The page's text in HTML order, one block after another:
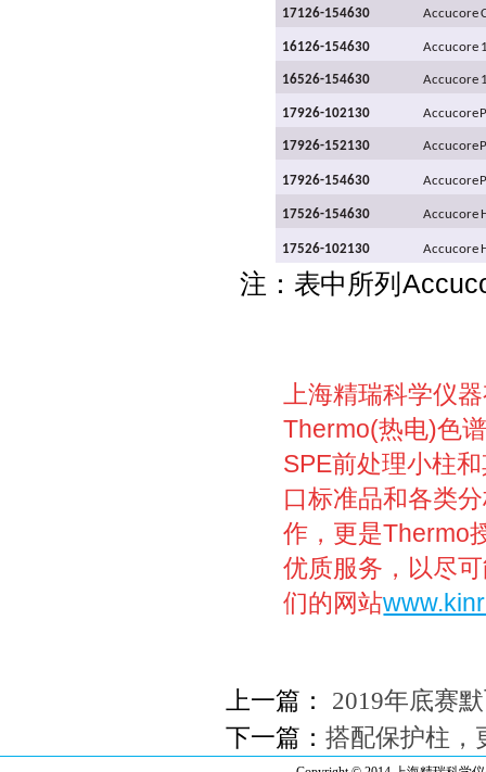
17126-154630 Accucore
16126-154630 Accucore
16526-154630 Accucore
17926-102130 Accucore
17926-152130 Accucore
17926-154630 Accucore
17526-154630 Accucore
17526-102130 Accucore
注：表中所列
上海精瑞科学仪
Thermo(热电)色
SPE前处理小柱
口标准品和各类
作，更是Thermo
优质服务，以尽
们的网站
上一篇：
2019年底赛
下一篇： 搭配保护柱，